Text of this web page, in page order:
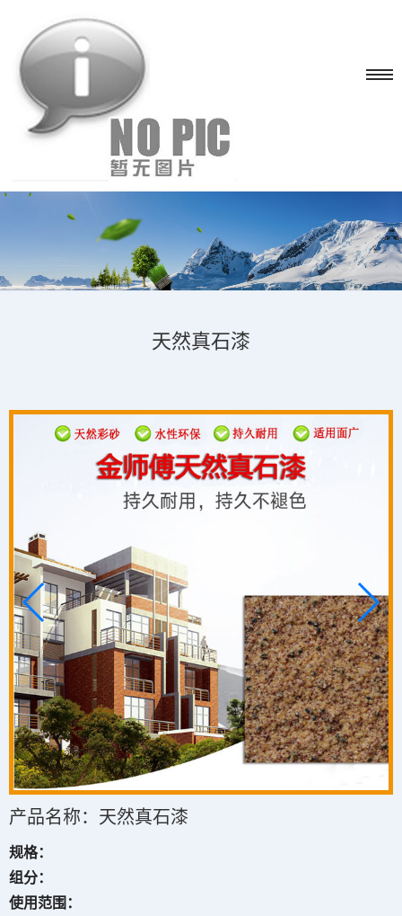
天然真石漆
产品名称：天然真石漆
规格：
组分：
使用范围：